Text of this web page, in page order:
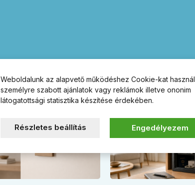
Weboldalunk az alapvető működéshez Cookie-kat használ,
személyre szabott ajánlatok vagy reklámok illetve ononim
látogatottsági statisztika készítése érdekében.
Engedélyezem
Részletes beállítás